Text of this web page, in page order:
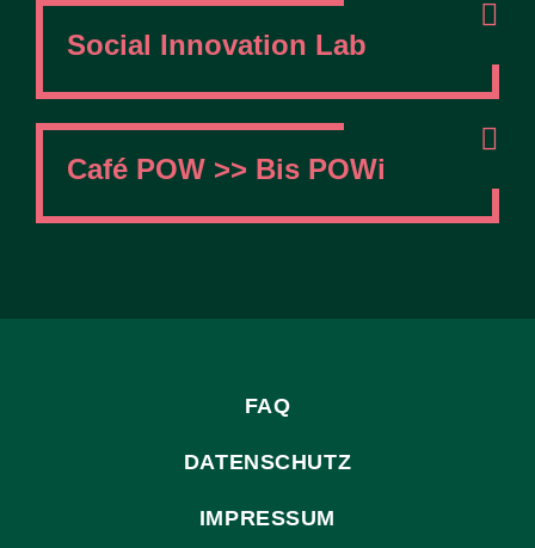
Social Innovation Lab
Café POW >> Bis POWi
FAQ
DATENSCHUTZ
IMPRESSUM